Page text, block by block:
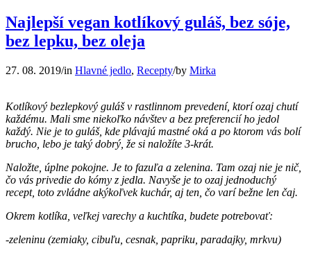
Najlepší vegan kotlíkový guláš, bez sóje,
bez lepku, bez oleja
27. 08. 2019/in Hlavné jedlo, Recepty/by Mirka
Kotlíkový bezlepkový guláš v rastlinnom prevedení, ktorí ozaj chutí
každému. Mali sme niekoľko návštev a bez preferencií ho jedol
každý. Nie je to guláš, kde plávajú mastné oká a po ktorom vás bolí
brucho, lebo je taký dobrý, že si naložíte 3-krát.
Naložte, úplne pokojne. Je to fazuľa a zelenina. Tam ozaj nie je nič,
čo vás privedie do kómy z jedla. Navyše je to ozaj jednoduchý
recept, toto zvládne akýkoľvek kuchár, aj ten, čo varí bežne len čaj.
Okrem kotlíka, veľkej varechy a kuchtíka, budete potrebovať:
-zeleninu (zemiaky, cibuľu, cesnak, papriku, paradajky, mrkvu)